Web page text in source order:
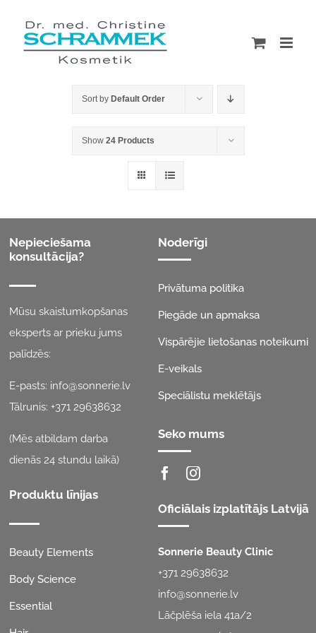
content
Sort by Default Order
Show 24 Products
Nepieciešama
konsultācija?
Mūsu skaistumkopšanas
eksperts ar prieku jums
palīdzēs:
E-pasts: info@sonnerie.lv
Tālrunis:+371 29638632
(Mēs atbildam darba
dienās 24 stundu laikā)
Produktu līnijas
Beauty Elements
Body Science
Essential
Noderīgi
Privātuma politika
Piegāde un apmaksa
Vispārējie lietošanas noteikumi
E-veikals
Speciālistu meklētājs
Seko mums
Oficiālais izplatītājs Latvijā
Sonnerie Beauty Clinic
+371 29638632
info@sonnerie.lv
Lāčplēša iela 41a/2